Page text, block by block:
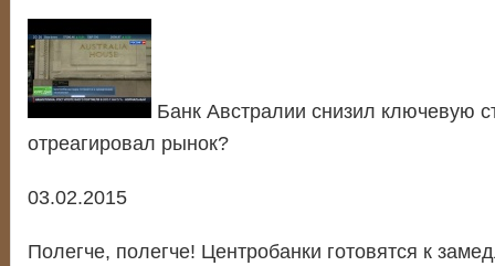
Банк Австралии снизил ключевую
отреагировал рынок?
03.02.2015
Полегче, полегче! Центробанки готовятся к